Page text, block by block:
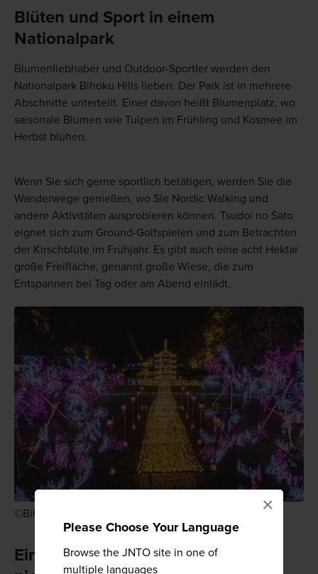
Please Choose Your Language
Browse the JNTO site in one of
multiple languages
×
Blüten und Sport in einem
Nationalpark
Blumenliebhaber und Outdoor-Sportler werden den
Nationalpark Bihoku Hills lieben. Der Park ist in mehrere
Abschnitte unterteilt. Einer davon heißt Blumenplatz, wo
saisonale Blumen wie Tulpen im Frühling und Kosmee im
Herbst blühen.
Wenn Sie sich gerne sportlich betätigen, werden Sie die
Wanderwege genießen, wo Sie Nordic Walking und
andere Aktivitäten ausprobieren können. Tsudoi no Sato
eignet sich zum Ground-Golfspielen und zum Betrachten
der Kirschblüte im Frühjahr. Es gibt auch eine acht Hektar
große Freifläche, genannt große Wiese, die zum
Entspannen bei Tag oder am Abend einlädt.
©Bihoku Hillside Park
Eine Landschaft, an der man sich